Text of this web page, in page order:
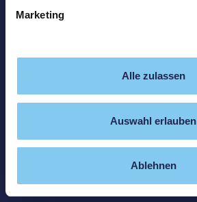
Marketing
Alle zulassen
Auswahl erlauben
Ablehnen